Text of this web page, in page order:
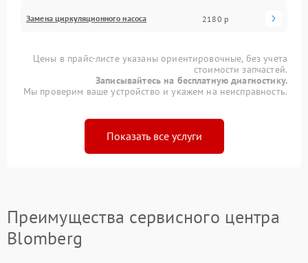
Замена циркуляционного насоса 2180 р
Цены в прайс-листе указаны ориентировочные, без учета
стоимости запчастей.
Записывайтесь на бесплатную диагностику.
Мы проверим ваше устройство и укажем на неисправность.
Показать все услуги
Преимущества сервисного центра
Blomberg